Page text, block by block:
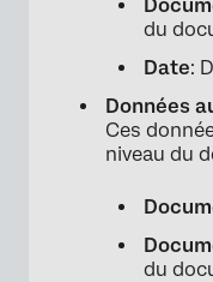
du
Date:
Données
Ces
niveau du
du